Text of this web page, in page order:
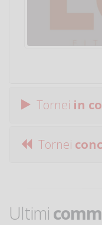
Tornei in
Tornei
Ultimi